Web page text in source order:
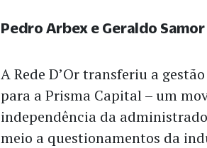
A Rede D’Or transferiu a
para a Prisma Capital – um
independência da
meio a questionamentos da
Pedro Arbex e Geraldo Samor